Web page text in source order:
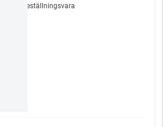
Beställningsvara